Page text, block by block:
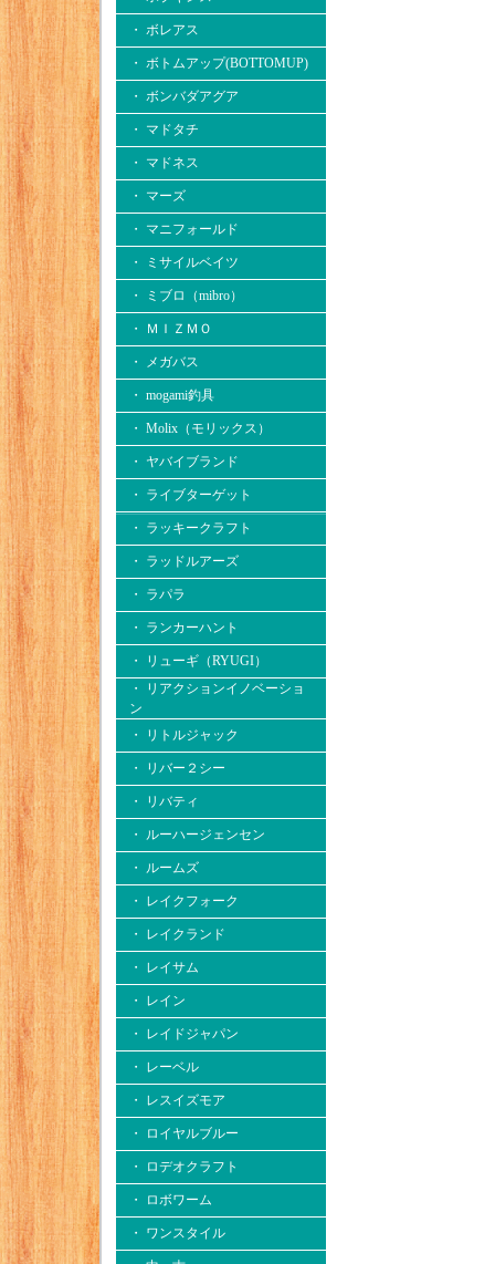
・ ボレアス
・ ボトムアップ(BOTTOMUP)
・ ボンバダアグア
・ マドタチ
・ マドネス
・ マーズ
・ マニフォールド
・ ミサイルベイツ
・ ミブロ（mibro）
・ ＭＩＺＭＯ
・ メガバス
・ mogami釣具
・ Molix（モリックス）
・ ヤバイブランド
・ ライブターゲット
・ ラッキークラフト
・ ラッドルアーズ
・ ラパラ
・ ランカーハント
・ リューギ（RYUGI）
・ リアクションイノベーショ
ン
・ リトルジャック
・ リバー２シー
・ リバティ
・ ルーハージェンセン
・ ルームズ
・ レイクフォーク
・ レイクランド
・ レイサム
・ レイン
・ レイドジャパン
・ レーベル
・ レスイズモア
・ ロイヤルブルー
・ ロデオクラフト
・ ロボワーム
・ ワンスタイル